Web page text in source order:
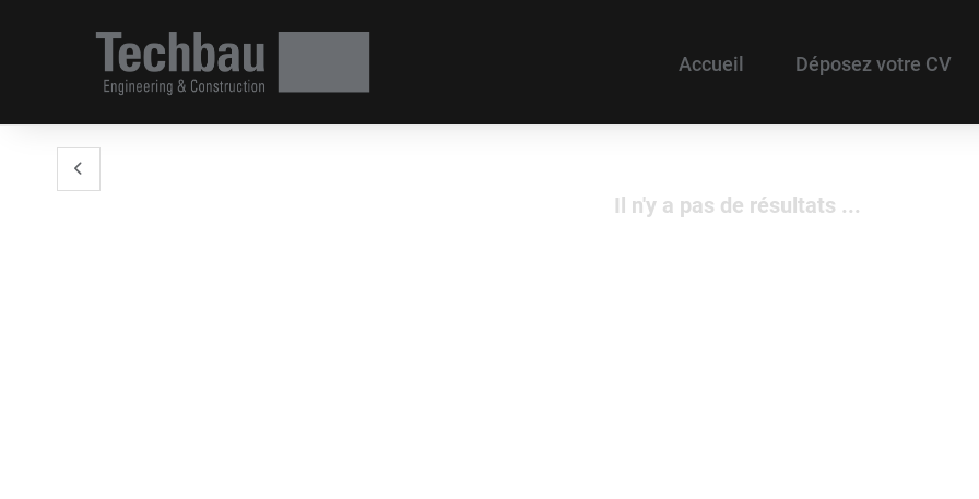
Accueil Déposez votre CV
Il n'y a pas de résultats ...